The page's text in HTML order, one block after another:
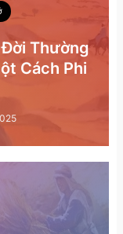
Thường
Cách Phi